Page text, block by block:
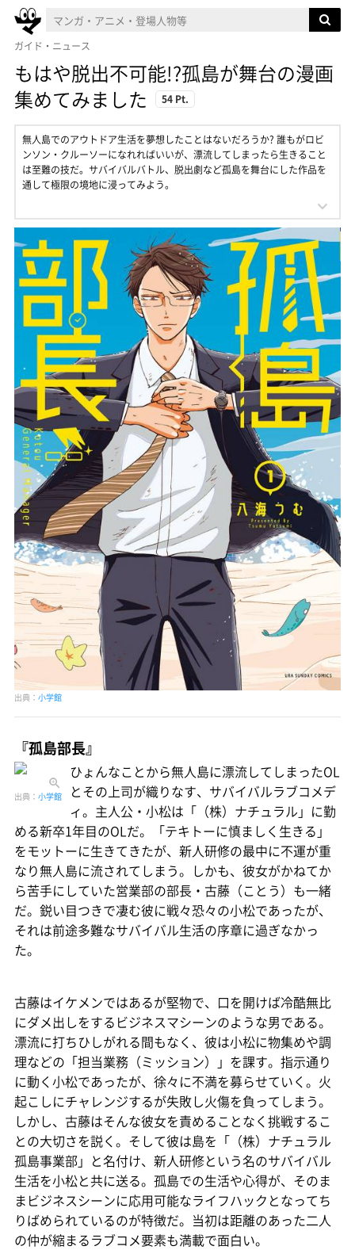
ガイド・ニュース
もはや脱出不可能!?孤島が舞台の漫画
集めてみました
54 Pt.
無人島でのアウトドア生活を夢想したことはないだろうか? 誰もがロビ
ンソン・クルーソーになれればいいが、漂流してしまったら生きること
は至難の技だ。サバイバルバトル、脱出劇など孤島を舞台にした作品を
通して極限の境地に浸ってみよう。
出典： 小学館
『孤島部長』
出典： 小学館
ひょんなことから無人島に漂流してしまったOL
とその上司が織りなす、サバイバルラブコメデ
ィ。主人公・小松は「（株）ナチュラル」に勤
める新卒1年目のOLだ。「テキトーに慎ましく生きる」
をモットーに生きてきたが、新人研修の最中に不運が重
なり無人島に流されてしまう。しかも、彼女がかねてか
ら苦手にしていた営業部の部長・古藤（ことう）も一緒
だ。鋭い目つきで凄む彼に戦々恐々の小松であったが、
それは前途多難なサバイバル生活の序章に過ぎなかっ
た。
古藤はイケメンではあるが堅物で、口を開けば冷酷無比
にダメ出しをするビジネスマシーンのような男である。
漂流に打ちひしがれる間もなく、彼は小松に物集めや調
理などの「担当業務（ミッション）」を課す。指示通り
に動く小松であったが、徐々に不満を募らせていく。火
起こしにチャレンジするが失敗し火傷を負ってしまう。
しかし、古藤はそんな彼女を責めることなく挑戦するこ
との大切さを説く。そして彼は島を「（株）ナチュラル
孤島事業部」と名付け、新人研修という名のサバイバル
生活を小松と共に送る。孤島での生活や心得が、そのま
まビジネスシーンに応用可能なライフハックとなってち
りばめられているのが特徴だ。当初は距離のあった二人
の仲が縮まるラブコメ要素も満載で面白い。